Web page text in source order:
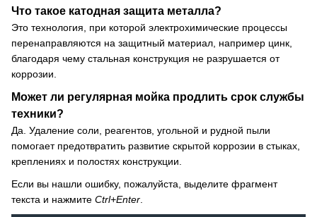
Что такое катодная защита металла?
Это технология, при которой электрохимические процессы
перенаправляются на защитный материал, например цинк,
благодаря чему стальная конструкция не разрушается от
коррозии.
Может ли регулярная мойка продлить срок службы
техники?
Да. Удаление соли, реагентов, угольной и рудной пыли
помогает предотвратить развитие скрытой коррозии в стыках,
креплениях и полостях конструкции.
Если вы нашли ошибку, пожалуйста, выделите фрагмент
текста и нажмите Ctrl+Enter